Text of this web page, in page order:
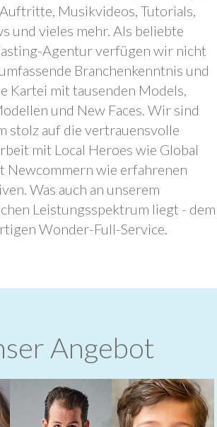
Musikvideos, Tutorials,
und vieles mehr. Als beliebte
Agentur verfügen wir nicht
Branchenkenntnis und
Kartei mit tausenden Models,
und New Faces. Wir sind
stolz auf die vertrauensvolle
mit Local Heroes wie Global
Newcommern wie erfahrenen
Was auch an unserem
Leistungsspektrum liegt - dem
Wonder-Full-Service.
Angebot